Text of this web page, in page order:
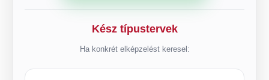
Kész típustervek
Ha konkrét elképzelést keresel: